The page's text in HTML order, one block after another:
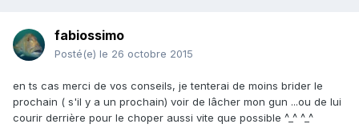
fabiossimo
Posté(e) le 26 octobre 2015
en ts cas merci de vos conseils, je tenterai de moins brider le
prochain ( s'il y a un prochain) voir de lâcher mon gun ...ou de lui
courir derrière pour le choper aussi vite que possible ^_^ ^_^